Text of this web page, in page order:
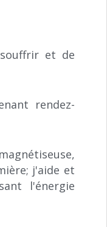
et de
rendez-
j'aide et
l'énergie